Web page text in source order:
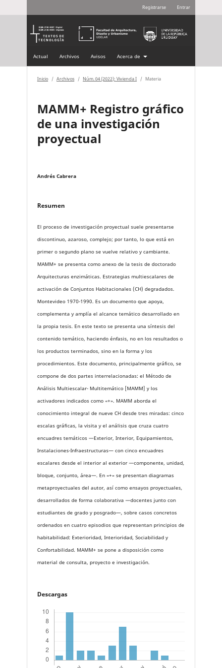
Actual Archivos Avisos Acerca de
Registrarse Entrar
Inicio / Archivos / Núm. 04 (2022): Vivienda I / Materia
MAMM+ Registro gráfico
de una investigación
proyectual
Andrés Cabrera
Resumen
El proceso de investigación proyectual suele presentarse
discontinuo, azaroso, complejo; por tanto, lo que está en
primer o segundo plano se vuelve relativo y cambiante.
MAMM+ se presenta como anexo de la tesis de doctorado
Arquitecturas enzimáticas. Estrategias multiescalares de
activación de Conjuntos Habitacionales (CH) degradados.
Montevideo 1970-1990. Es un documento que apoya,
complementa y amplía el alcance temático desarrollado en
la propia tesis. En este texto se presenta una síntesis del
contenido temático, haciendo énfasis, no en los resultados o
los productos terminados, sino en la forma y los
procedimientos. Este documento, principalmente gráfico, se
compone de dos partes interrelacionadas: el Método de
Análisis Multiescalar- Multitemático [MAMM] y los
activadores indicados como «+». MAMM aborda el
conocimiento integral de nueve CH desde tres miradas: cinco
escalas gráficas, la visita y el análisis que cruza cuatro
encuadres temáticos —Exterior, Interior, Equipamientos,
Instalaciones-Infraestructuras— con cinco encuadres
escalares desde el interior al exterior —componente, unidad,
bloque, conjunto, área—. En «+» se presentan diagramas
metaproyectuales del autor, así como ensayos proyectuales,
desarrollados de forma colaborativa —docentes junto con
estudiantes de grado y posgrado—, sobre casos concretos
ordenados en cuatro episodios que representan principios de
habitabilidad: Exterioridad, Interioridad, Sociabilidad y
Confortabilidad. MAMM+ se pone a disposición como
material de consulta, proyecto e investigación.
Descargas